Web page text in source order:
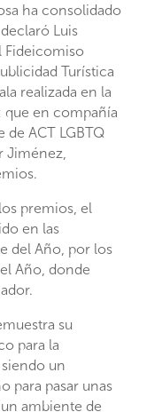
ha consolidado
Luis
Fideicomiso
Turística
realizada en la
que en compañía
de ACT LGBTQ
Jiménez,
premios, el
en las
del Año, por los
Año, donde
su
para la
un
para pasar unas
ambiente de